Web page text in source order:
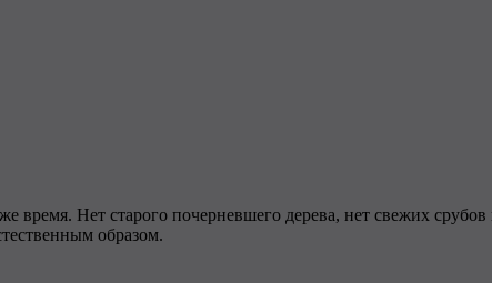
время. Нет старого почерневшего дерева, нет свежих
образом.